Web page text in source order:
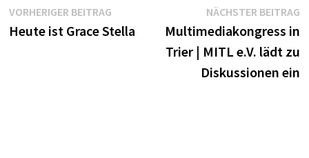
Beitragsnavigation
VORHERIGER BEITRAGVorheriger
Beitrag:
Heute ist Grace Stella
NÄCHSTER BEITRAG
Multimediakongress in
Trier | MITL e.V. lädt zu
Diskussionen ein